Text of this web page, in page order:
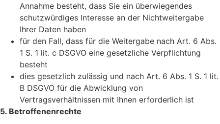
Annahme besteht, dass Sie ein überwiegendes
schutzwürdiges Interesse an der Nichtweitergabe
Ihrer Daten haben
für den Fall, dass für die Weitergabe nach Art. 6 Abs.
1 S. 1 lit. c DSGVO eine gesetzliche Verpflichtung
besteht
dies gesetzlich zulässig und nach Art. 6 Abs. 1 S. 1 lit.
B DSGVO für die Abwicklung von
Vertragsverhältnissen mit Ihnen erforderlich ist
5. Betroffenenrechte